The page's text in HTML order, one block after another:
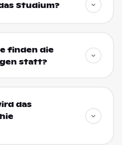
Studium?
finden die
statt?
das